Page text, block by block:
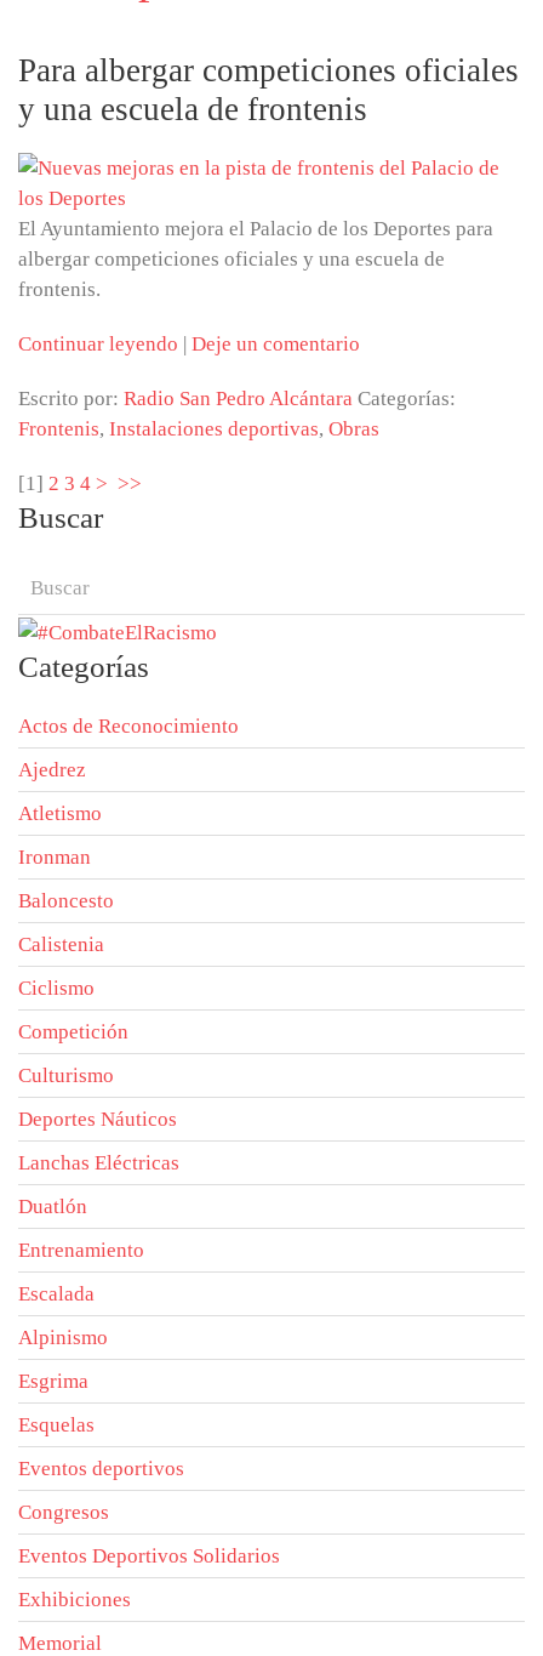
Para albergar competiciones oficiales
y una escuela de frontenis
El Ayuntamiento mejora el Palacio de los Deportes para
albergar competiciones oficiales y una escuela de
frontenis.
Continuar leyendo | Deje un comentario
Escrito por: Radio San Pedro Alcántara Categorías:
Frontenis, Instalaciones deportivas, Obras
[1] 2 3 4 > >>
Buscar
Categorías
Actos de Reconocimiento
Ajedrez
Atletismo
Ironman
Baloncesto
Calistenia
Ciclismo
Competición
Culturismo
Deportes Náuticos
Lanchas Eléctricas
Duatlón
Entrenamiento
Escalada
Alpinismo
Esgrima
Esquelas
Eventos deportivos
Congresos
Eventos Deportivos Solidarios
Exhibiciones
Memorial